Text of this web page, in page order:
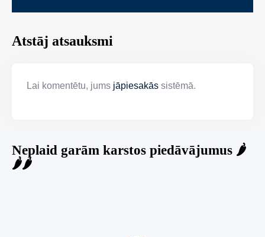
Atstāj atsauksmi
Lai komentētu, jums jāpiesakās sistēmā.
Neplaid garām karstos piedāvājumus 🌶️
🌶️🌶️